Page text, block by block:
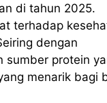
di tahun 2025.
terhadap
dengan
sumber protein
menarik bagi